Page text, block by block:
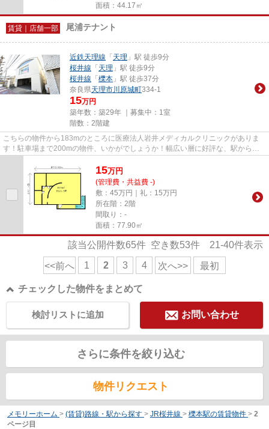
面積：44.17㎡
賃貸｜店舗一部 尾浦テナント
近鉄天理線 「 天理 」駅 徒歩9分
桜井線 「 天理 」駅 徒歩9分
桜井線 「 櫟本 」駅 徒歩37分
奈良県天理市川原城町334-1
15万円
築年数：築29年 ｜募集中： 1室
階数：2階建
こちらの物件から183mのところに医療法人岩井メディカルクリニックがありま
す！駐車場まで200mの物件、いかがでしょうか！幅広い層に好評な、駅から徒
15万円
(管理費・共益費 -)
敷：45万円｜礼：15万円
所在階：2階
間取り：-
面積：77.90㎡
該当公開件数65件 空き数53件 21-40件表示
<<前へ 1 2 3 4 次へ>> 最初
チェックした物件をまとめて
お問い合わせ
検討リストに追加
さらに条件を絞り込む
物件リクエスト
メモリーホーム > (賃貸)路線・駅から探す > JR桜井線 > 櫟本駅の賃貸物件 > 2
ページ目